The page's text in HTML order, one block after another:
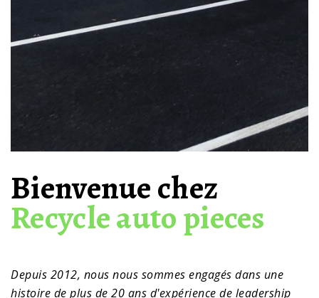
Bienvenue chez
Recycle auto pieces
Depuis 2012, nous nous sommes engagés dans une
histoire de plus de 20 ans d'expérience de leadership